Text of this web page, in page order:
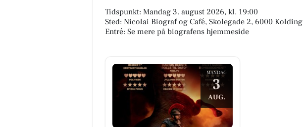
Tidspunkt: Mandag 3. august 2026, kl. 19:00
Sted: Nicolai Biograf og Café, Skolegade 2, 6000 Kolding
Entré: Se mere på biografens hjemmeside
MANDAG
3
AUG.